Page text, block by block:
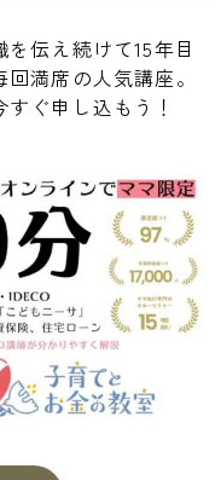
伝え続けて15年目
満席の人気講座。
ぐ申し込もう！